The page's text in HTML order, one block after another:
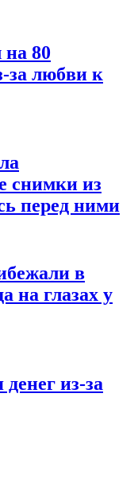
80
за любви к
снимки из
перед ними
в
на глазах у
из-за